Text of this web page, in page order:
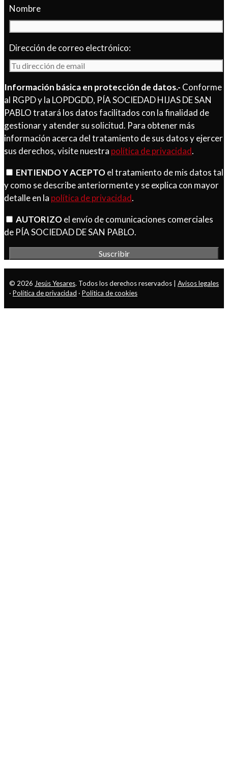
Nombre
Dirección de correo electrónico:
Información básica en protección de datos.- Conforme
al RGPD y la LOPDGDD, PÍA SOCIEDAD HIJAS DE SAN
PABLO tratará los datos facilitados con la finalidad de
gestionar y atender su solicitud. Para obtener más
información acerca del tratamiento de sus datos y ejercer
sus derechos, visite nuestra política de privacidad.
ENTIENDO Y ACEPTOel tratamiento de mis datos tal
y como se describe anteriormente y se explica con mayor
detalle en la política de privacidad.
AUTORIZOel envío de comunicaciones comerciales
de PÍA SOCIEDAD DE SAN PABLO.
© 2026 Jesús Yesares. Todos los derechos reservados | Avisos legales
· Política de privacidad · Política de cookies